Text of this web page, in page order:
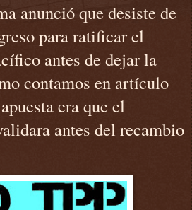
anunció que desiste de
para ratificar el
antes de dejar la
contamos en artículo
era que el
antes del recambio